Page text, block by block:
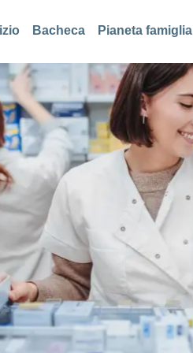
Bacheca Pianeta famiglia